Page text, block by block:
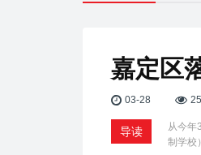
嘉定区
03-28
导读
从今年
制学校